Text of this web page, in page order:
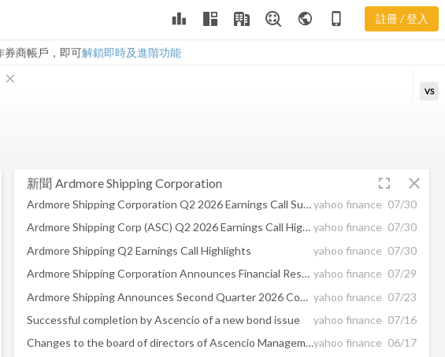
leaderboard public phone_iphone 註冊 / 登入
券商帳戶，即可解鎖即時及進階功能
ASC 新聞
close
VS
新聞 Ardmore Shipping Corporation fullscreen close
Ardmore Shipping Corporation Q2 2026 Earnings Call Summaryyahoo finance 07/30
Ardmore Shipping Corp (ASC) Q2 2026 Earnings Call Highlights: Strong Earnings and Strategic ... yahoo finance 07/30
Ardmore Shipping Q2 Earnings Call Highlights
yahoo finance 07/30
Ardmore Shipping Corporation Announces Financial Results For The Three and Six Months Ended June 30, 2026 yahoo finance 07/29
Ardmore Shipping Announces Second Quarter 2026 Conference Call and Webcast yahoo finance 07/23
Successful completion by Ascencio of a new bond issue
yahoo finance 07/16
Changes to the board of directors of Ascencio Management SAyahoo finance 06/17